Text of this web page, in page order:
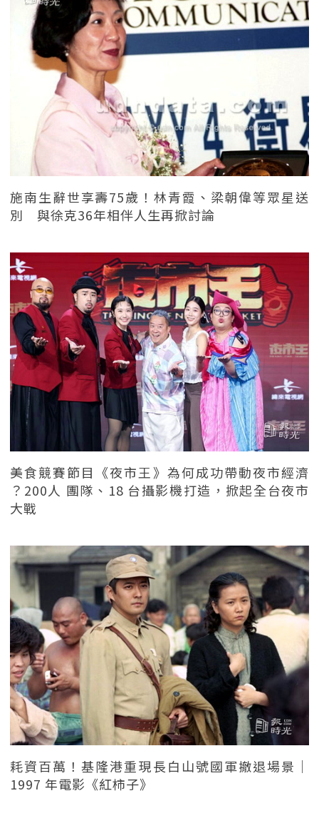
施南生辭世享壽75歲！林青霞、梁朝偉等眾星送
別 與徐克36年相伴人生再掀討論
美食競賽節目《夜市王》為何成功帶動夜市經濟
？200人 團隊、18 台攝影機打造，掀起全台夜市
大戰
耗資百萬！基隆港重現長白山號國軍撤退場景｜
1997 年電影《紅柿子》